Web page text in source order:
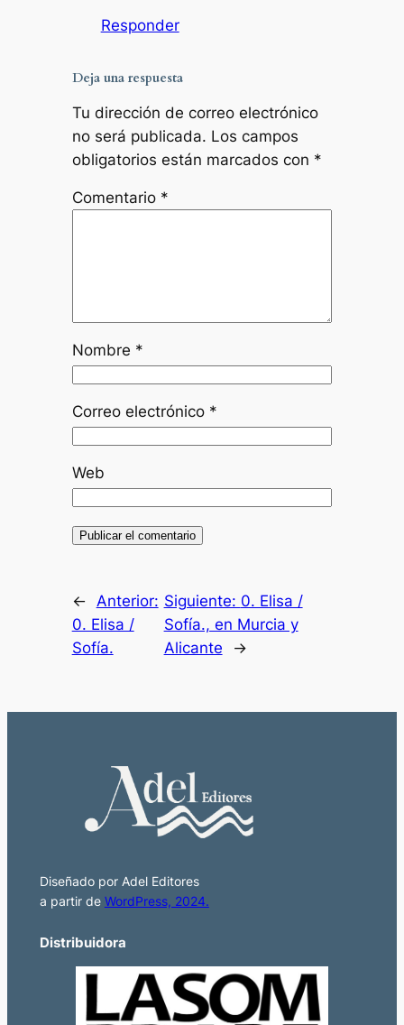
Responder
Deja una respuesta
Tu dirección de correo electrónico
no será publicada. Los campos
obligatorios están marcados con *
Comentario *
Nombre *
Correo electrónico *
Web
← Anterior:
0. Elisa /
Sofía.
Siguiente: 0. Elisa /
Sofía., en Murcia y
Alicante
→
Diseñado por Adel Editores
a partir de WordPress, 2024.
Distribuidora